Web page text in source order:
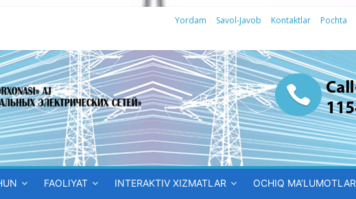
Yordam Savol-Javob Kontaktlar Pochta
FAOLIYAT INTERAKTIV XIZMATLAR OCHIQ MA’LUMOTLAR